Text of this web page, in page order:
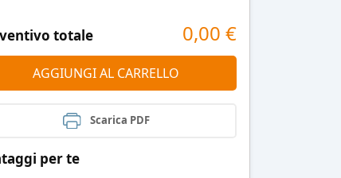
totale 0,00 €
AGGIUNGI AL CARRELLO
Scarica PDF
per te